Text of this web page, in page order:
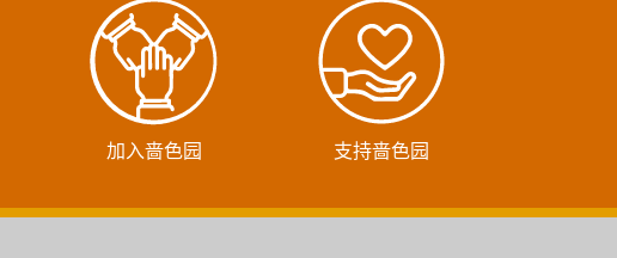
加入啬色园 支持啬色园